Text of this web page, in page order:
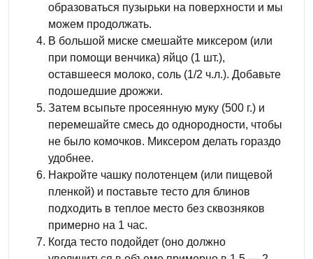
образоваться пузырьки на поверхности и мы
можем продолжать.
В большой миске смешайте миксером (или
при помощи венчика) яйцо (1 шт.),
оставшееся молоко, соль (1/2 ч.л.). Добавьте
подошедшие дрожжи.
Затем всыпьте просеянную муку (500 г.) и
перемешайте смесь до однородности, чтобы
не было комочков. Миксером делать гораздо
удобнее.
Накройте чашку полотенцем (или пищевой
пленкой) и поставьте тесто для блинов
подходить в теплое место без сквозняков
примерно на 1 час.
Когда тесто подойдет (оно должно